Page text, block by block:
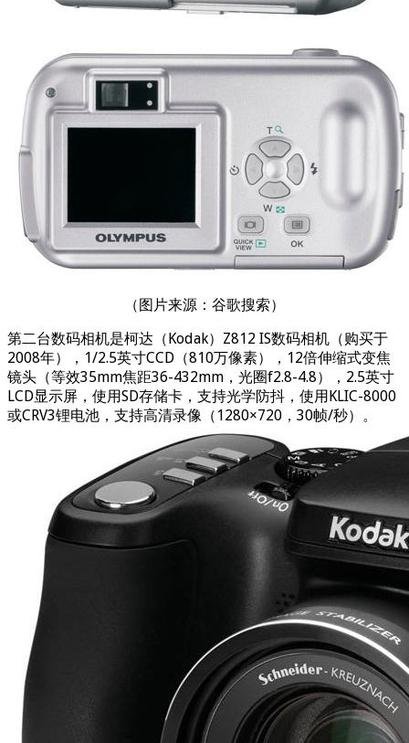
（图片来源：谷歌搜索）
第二台数码相机是柯达（Kodak）Z812 IS数码相机（购买于
2008年），1/2.5英寸CCD（810万像素），12倍伸缩式变焦
镜头（等效35mm焦距36-432mm，光圈f2.8-4.8），2.5英寸
LCD显示屏，使用SD存储卡，支持光学防抖，使用KLIC-8000
或CRV3锂电池，支持高清录像（1280×720，30帧/秒）。